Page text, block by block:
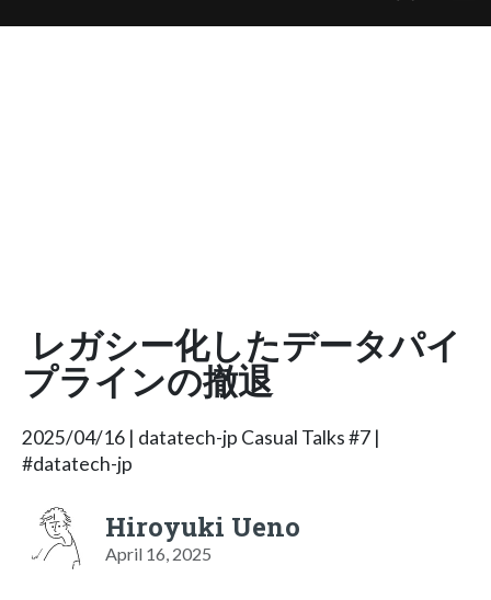
レガシー化したデータパイ
プラインの撤退
2025/04/16 | datatech-jp Casual Talks #7 |
#datatech-jp
Hiroyuki Ueno
April 16, 2025